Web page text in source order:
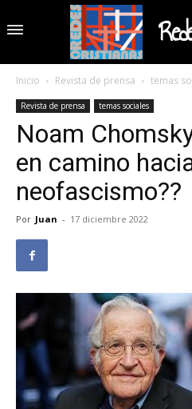
Inicio Revista de prensa temas
Revista de prensa temas sociales
Noam
en camino
neofascismo??
Por Juan - 17 diciembre 2022